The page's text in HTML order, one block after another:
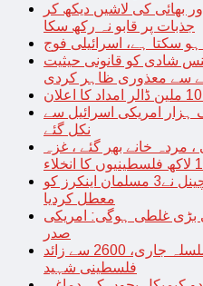
بھائی کی لاشیں دیکھ کر
جذبات پر قابو نہ رکھ سکا
سکتا ہے، اسرائیلی فوج
شادی کو قانونی حیثیت
سے معذوری ظاہر کردی
ہزار امریکی اسرائیل سے
نکل گئے
2600 ہو گئی ، مردہ خانے بھر گئے ، غزہ
اسرائیل کے حامی امریکی چینل نے3 مسلمان اینکرز کو
معطل کردیا
بڑی غلطی ہوگی: امریکی
صدر
غزہ پر اسرائیلی جارحیت کا سلسلہ جاری، 2600 سے زائد
فلسطینی شہید